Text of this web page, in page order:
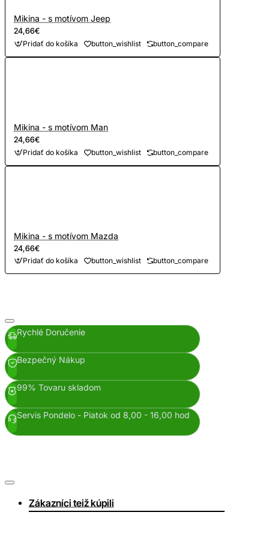
Mikina - s motívom Jeep
24,66€
Pridať do košíka button_wishlist button_compare
Mikina - s motívom Man
24,66€
Pridať do košíka button_wishlist button_compare
Mikina - s motívom Mazda
24,66€
Pridať do košíka button_wishlist button_compare
Rychlé Doručenie
Bezpečný Nákup
99% Tovaru skladom
Servis Pondelo - Piatok od 8,00 - 16,00 hod
Zákazníci teiž kúpili